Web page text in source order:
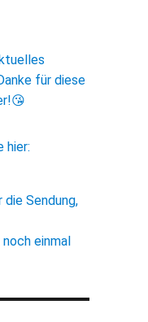
für diese
hier:
die Sendung,
einmal